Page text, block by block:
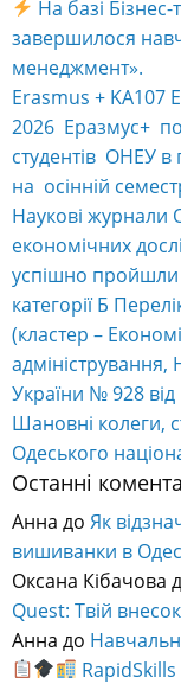
На базі
завершилося
менеджмент».
Erasmus + KA107
2026 Еразмус+
студентів ОНЕУ в
на осінній
Наукові журнали
економічних
успішно пройшли
категорії Б
(кластер –
адміністрування,
України № 928
Шановні колеги,
Одеського
Останні
Анна до Як
вишиванки в
Оксана Кібачова
Quest: Твій
Анна до